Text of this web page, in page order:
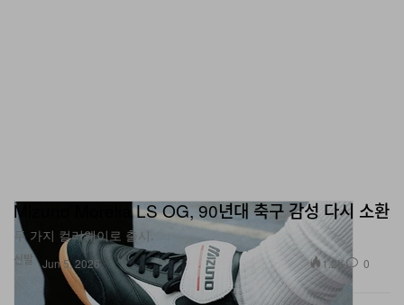
신발
Mizuno Morelia LS OG, 90년대 축구 감성 다시 소환
두 가지 컬러웨이로 출시.
Jun 5, 2026 1.2K 0